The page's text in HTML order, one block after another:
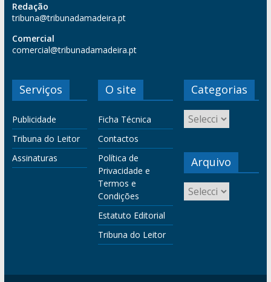
Redação
tribuna@tribunadamadeira.pt
Comercial
comercial@tribunadamadeira.pt
Serviços
Publicidade
Tribuna do Leitor
Assinaturas
O site
Ficha Técnica
Contactos
Política de
Privacidade e
Termos e
Condições
Estatuto Editorial
Tribuna do Leitor
Categorias
Arquivo